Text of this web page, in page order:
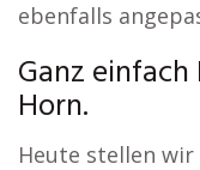
ebenfalls
Ganz
Horn.
Heute stellen